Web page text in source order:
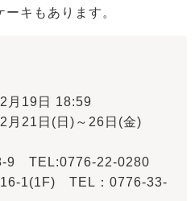
キもあります。
月19日 18:59
月21日(日)～26日(金)
9 TEL:0776-22-0280
16-1(1F) TEL：0776-33-